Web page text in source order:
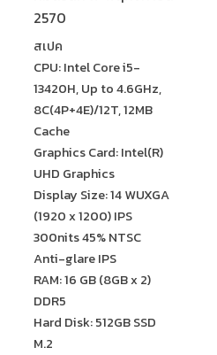
2570
สเปค
CPU: Intel Core i5-
13420H, Up to 4.6GHz,
8C(4P+4E)/12T, 12MB
Cache
Graphics Card: Intel(R)
UHD Graphics
Display Size: 14 WUXGA
(1920 x 1200) IPS
300nits 45% NTSC
Anti-glare IPS
RAM: 16 GB (8GB x 2)
DDR5
Hard Disk: 512GB SSD
M.2